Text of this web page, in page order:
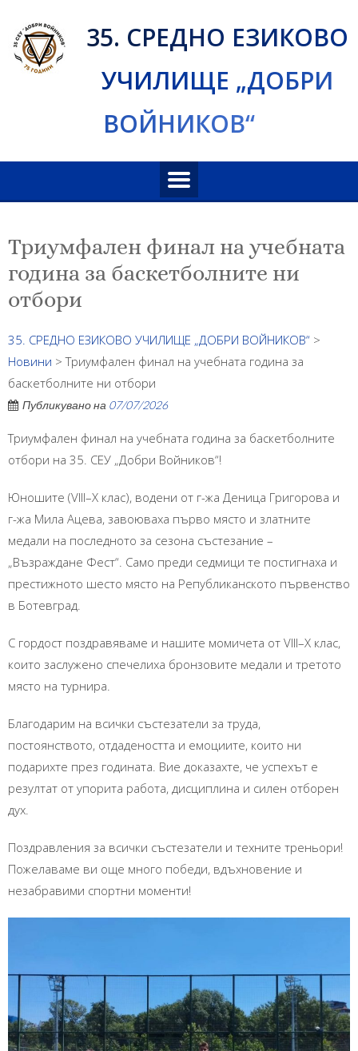
content
35. СРЕДНО ЕЗИКОВО
УЧИЛИЩЕ „ДОБРИ
ВОЙНИКОВ“
Триумфален финал на учебната
година за баскетболните ни
отбори
35. СРЕДНО ЕЗИКОВО УЧИЛИЩЕ „ДОБРИ ВОЙНИКОВ“ >
Новини >Триумфален финал на учебната година за
баскетболните ни отбори
Публикувано на 07/07/2026
Триумфален финал на учебната година за баскетболните
отбори на 35. СЕУ „Добри Войников“!
Юношите (VIII–X клас), водени от г-жа Деница Григорова и
г-жа Мила Ацева, завоюваха първо място и златните
медали на последното за сезона състезание –
„Възраждане Фест“. Само преди седмици те постигнаха и
престижното шесто място на Републиканското първенство
в Ботевград.
С гордост поздравяваме и нашите момичета от VIII–X клас,
които заслужено спечелиха бронзовите медали и третото
място на турнира.
Благодарим на всички състезатели за труда,
постоянството, отдадеността и емоциите, които ни
подарихте през годината. Вие доказахте, че успехът е
резултат от упорита работа, дисциплина и силен отборен
дух.
Поздравления за всички състезатели и техните треньори!
Пожелаваме ви още много победи, вдъхновение и
незабравими спортни моменти!